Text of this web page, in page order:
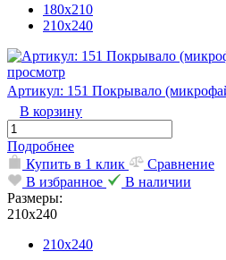
180х210
210х240
просмотр
Артикул: 151 Покрывало
В корзину
Подробнее
Купить в 1 клик
Сравнение
В избранное
В наличии
Размеры:
210х240
210х240